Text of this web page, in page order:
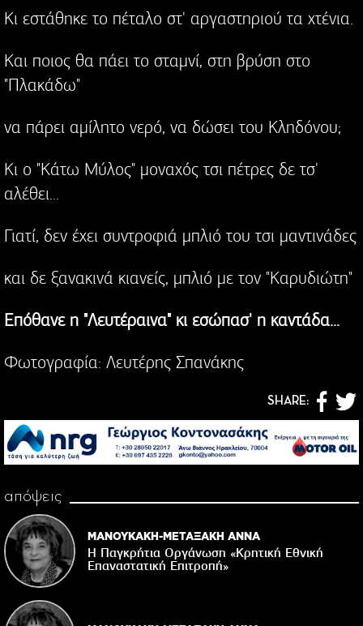
Κι εστάθηκε το πέταλο στ' αργαστηριού τα χτένια.
Και ποιος θα πάει το σταμνί, στη βρύση στο
"Πλακάδω"
να πάρει αμίλητο νερό, να δώσει του Κληδόνου;
Κι ο "Κάτω Μύλος" μοναχός τσι πέτρες δε τσ'
αλέθει...
Γιατί, δεν έχει συντροφιά μπλιό του τσι μαντινάδες
και δε ξανακινά κιανείς, μπλιό με τον "Καρυδιώτη"
Επόθανε η "Λευτέραινα" κι εσώπασ' η καντάδα...
Φωτογραφία: Λευτέρης Σπανάκης
SHARE:
απόψεις
ΜΑΝΟΥΚΑΚΗ-ΜΕΤΑΞΑΚΗ ΑΝΝΑ
Η Παγκρήτια Οργάνωση «Κρητική Εθνική
Επαναστατική Eπιτροπή»